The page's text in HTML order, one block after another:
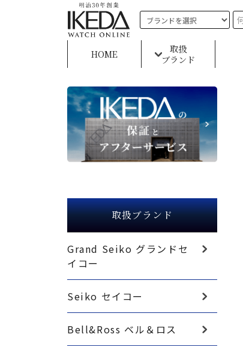
HOME
取扱
ブランド
取扱ブランド
Grand Seiko グランドセ
イコー
Seiko セイコー
Bell&Ross ベル＆ロス